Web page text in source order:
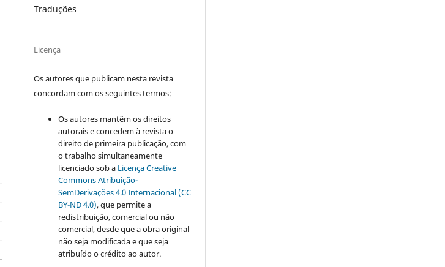
Traduções
Licença
Os autores que publicam nesta revista
concordam com os seguintes termos:
Os autores mantêm os direitos
autorais e concedem à revista o
direito de primeira publicação, com
o trabalho simultaneamente
licenciado sob a Licença Creative
Commons Atribuição-
SemDerivações 4.0 Internacional (CC
BY-ND 4.0), que permite a
redistribuição, comercial ou não
comercial, desde que a obra original
não seja modificada e que seja
atribuído o crédito ao autor.